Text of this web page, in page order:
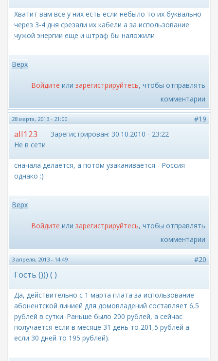
Хватит вам все у них есть если небыло то их буквально
через 3-4 дня срезали их кабели а за использование
чужой энергии еще и штраф бы наложили
Верх
Войдите или зарегистрируйтесь, чтобы отправлять
комментарии
28 марта, 2013 - 21:00 #19
all123
Не в сети
Зарегистрирован: 30.10.2010 - 23:22
сначала делается, а потом узаканивается - Россия
однако :)
Верх
Войдите или зарегистрируйтесь, чтобы отправлять
комментарии
3 апреля, 2013 - 14:49 #20
Гость ())) ( )
Да, действительно с 1 марта плата за использование
абонентской линией для домовладений составляет 6,5
рублей в сутки. Раньше было 200 рублей, а сейчас
получается если в месяце 31 день то 201,5 рублей а
если 30 дней то 195 рублей).